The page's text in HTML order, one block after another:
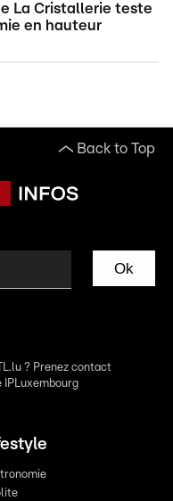
La Cristallerie teste
en hauteur
Back to Top
Ok
? Prenez contact